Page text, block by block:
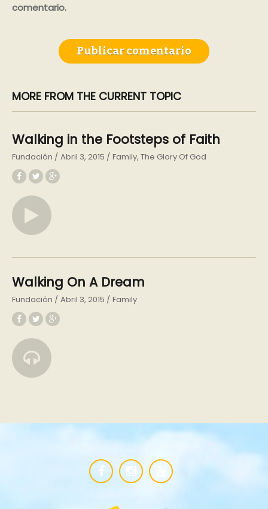
comentario.
MORE FROM THE CURRENT TOPIC
Walking in the Footsteps of Faith
Fundación Abril 3, 2015 Family The Glory Of God
Walking On A Dream
Fundación Abril 3, 2015 Family